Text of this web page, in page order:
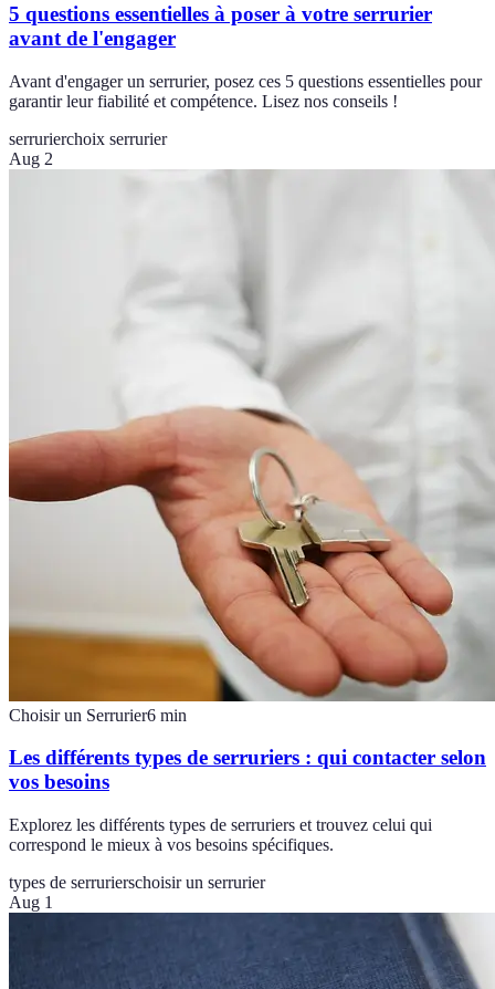
5 questions essentielles à poser à votre serrurier
avant de l'engager
Avant d'engager un serrurier, posez ces 5 questions essentielles pour
garantir leur fiabilité et compétence. Lisez nos conseils !
serrurierchoix serrurier
Aug 2
Choisir un Serrurier6 min
Les différents types de serruriers : qui contacter selon
vos besoins
Explorez les différents types de serruriers et trouvez celui qui
correspond le mieux à vos besoins spécifiques.
types de serrurierschoisir un serrurier
Aug 1